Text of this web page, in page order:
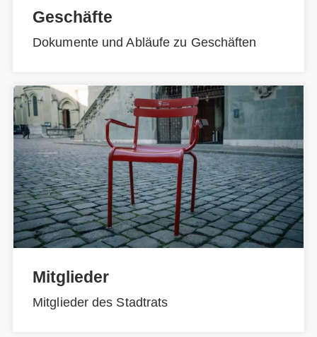
Geschäfte
Dokumente und Abläufe zu Geschäften
Mitglieder
Mitglieder des Stadtrats